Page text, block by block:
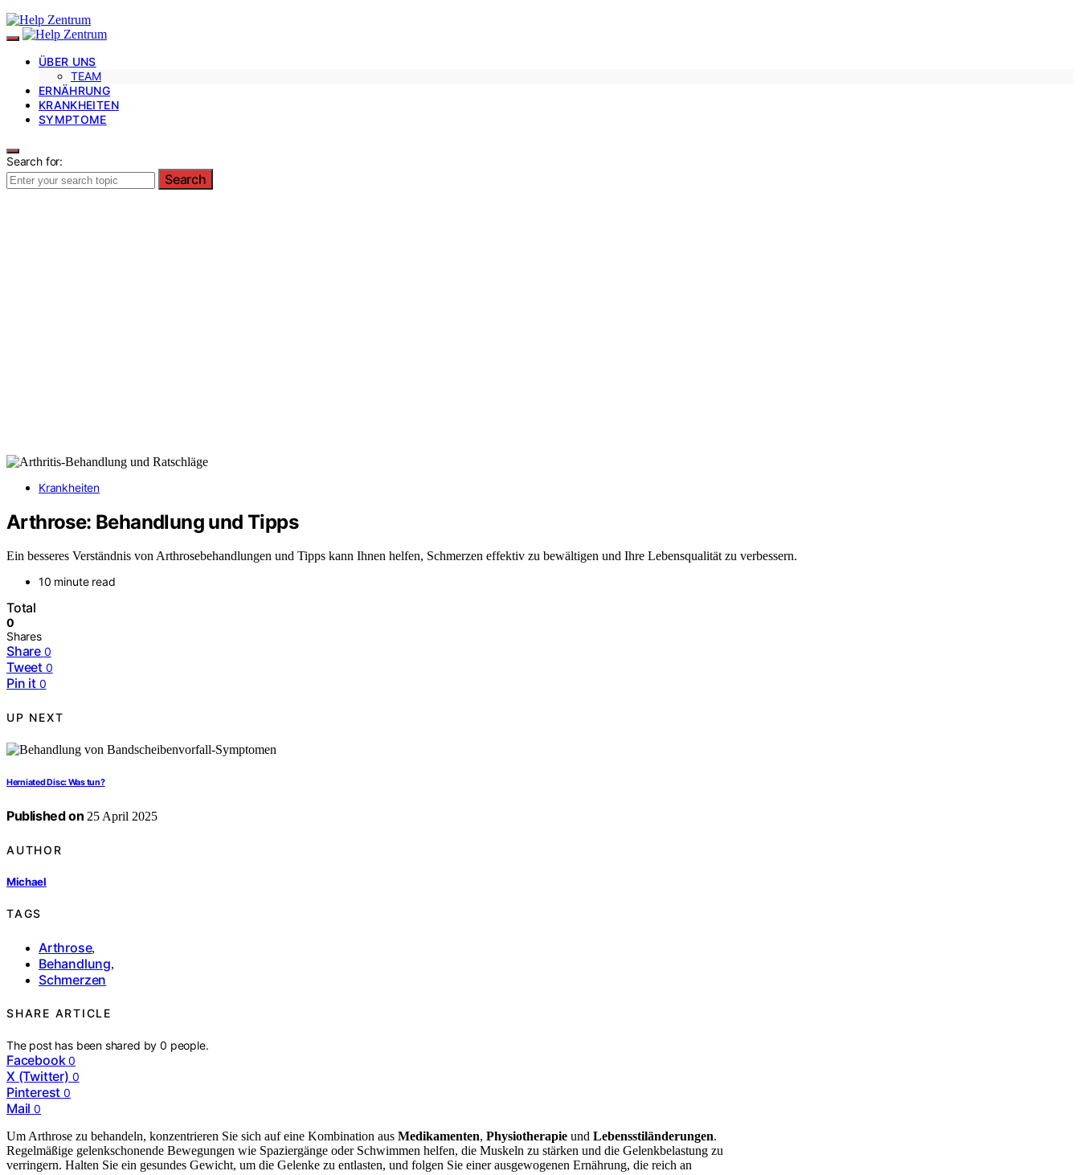
ÜBER UNS
TEAM
ERNÄHRUNG
KRANKHEITEN
SYMPTOME
Search for:
Search
Krankheiten
Arthrose: Behandlung und Tipps
Ein besseres Verständnis von Arthrosebehandlungen und Tipps kann Ihnen helfen, Schmerzen effektiv zu bewältigen und Ihre Lebensqualität zu verbessern.
10 minute read
Total
0
Shares
Share 0
Tweet 0
Pin it 0
UP NEXT
Herniated Disc: Was tun?
Published on 25 April 2025
AUTHOR
Michael
TAGS
Arthrose,
Behandlung,
Schmerzen
SHARE ARTICLE
The post has been shared by0 people.
Facebook 0
X (Twitter) 0
Pinterest 0
Mail 0
Um Arthrose zu behandeln, konzentrieren Sie sich auf eine Kombination aus Medikamenten, Physiotherapie und Lebensstiländerungen.
Regelmäßige gelenkschonende Bewegungen wie Spaziergänge oder Schwimmen helfen, die Muskeln zu stärken und die Gelenkbelastung zu
verringern. Halten Sie ein gesundes Gewicht, um die Gelenke zu entlasten, und folgen Sie einer ausgewogenen Ernährung, die reich an